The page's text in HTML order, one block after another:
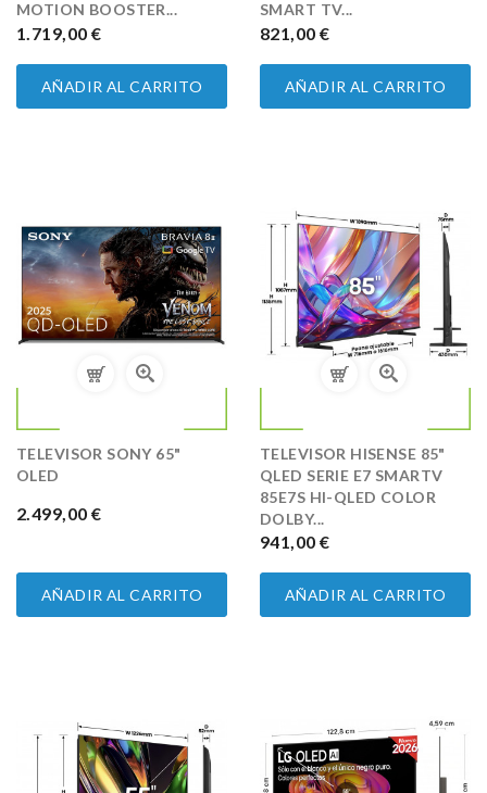
MOTION BOOSTER...
PRECIO
1.719,00 €
AÑADIR AL CARRITO
SMART TV...
PRECIO
821,00 €
AÑADIR AL CARRITO
TELEVISOR SONY 65"
OLED
PRECIO
2.499,00 €
AÑADIR AL CARRITO
TELEVISOR HISENSE 85"
QLED SERIE E7 SMARTV
85E7S HI-QLED COLOR
DOLBY...
PRECIO
941,00 €
AÑADIR AL CARRITO